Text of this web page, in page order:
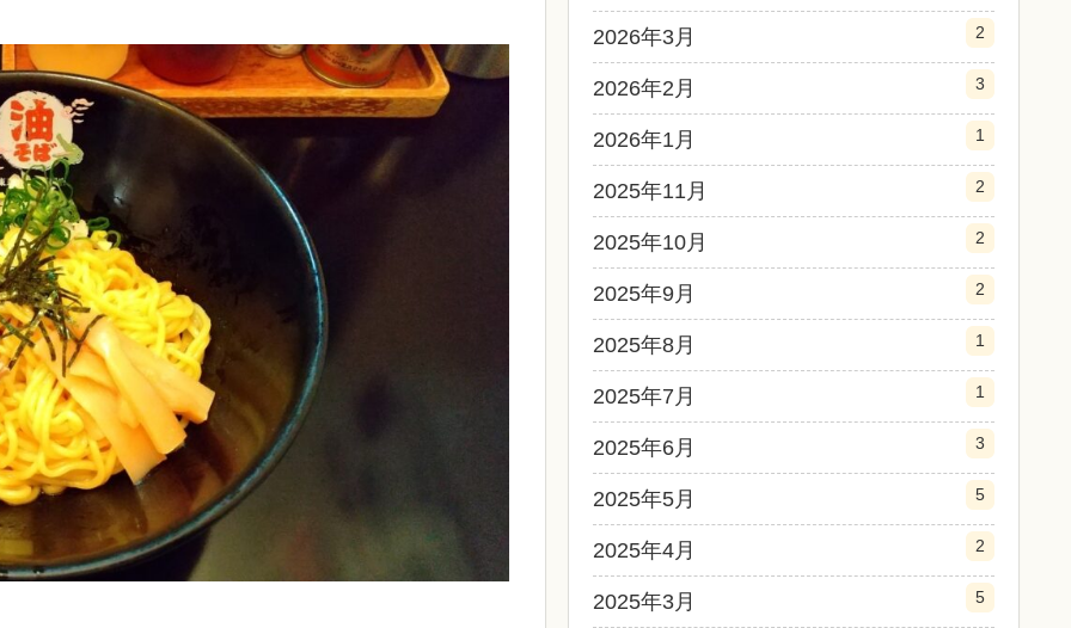
2026年3月 2
2026年2月 3
2026年1月 1
2025年11月 2
2025年10月 2
2025年9月 2
2025年8月 1
2025年7月 1
2025年6月 3
2025年5月 5
2025年4月 2
2025年3月 5